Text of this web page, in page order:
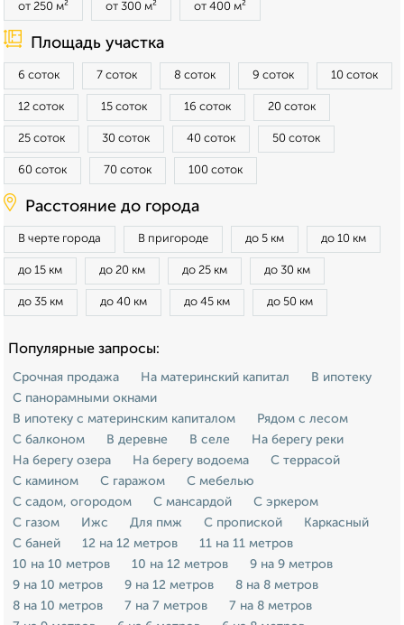
от 250 м² от 300 м² от 400 м²
Площадь участка
6 соток 7 соток 8 соток 9 соток 10 соток
12 соток 15 соток 16 соток 20 соток
25 соток 30 соток 40 соток 50 соток
60 соток 70 соток 100 соток
Расстояние до города
В черте города В пригороде до 5 км до 10 км
до 15 км до 20 км до 25 км до 30 км
до 35 км до 40 км до 45 км до 50 км
Популярные запросы:
Срочная продажа На материнский капитал
В ипотеку
С панорамными окнами
В ипотеку с материнским капиталом
Рядом с лесом
С балконом
В деревне В селе
На берегу реки
На берегу озера
На берегу водоема
С террасой
С камином
С гаражом
С мебелью
С садом, огородом
С мансардой
С эркером
С газом
Ижс Для пмж С пропиской
Каркасный
С баней
12 на 12 метров
11 на 11 метров
10 на 10 метров
10 на 12 метров
9 на 9 метров
9 на 10 метров
9 на 12 метров
8 на 8 метров
8 на 10 метров
7 на 7 метров
7 на 8 метров